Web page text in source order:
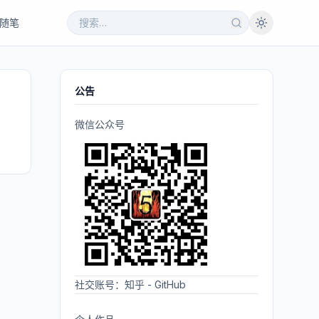
随笔
公告
微信公众号
社交账号： 知乎 - GitHub